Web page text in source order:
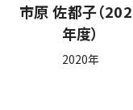
市原 佐都子（
年度）
2020年